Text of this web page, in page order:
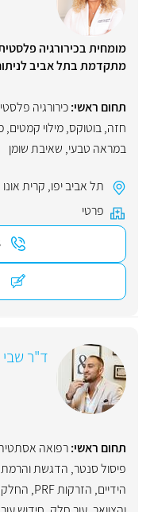
מומחית בכירורגיה
מתקדמת בתל אביב
תחום ראשי:כירורגיה
חזה,בוטוקס,מילוי קמטים,
במראה טבעי, שאיבת שומן
תל אביב יפו, קרית אונו
פרטי
ד"ר שבי
תחום ראשי:רפואה
פיסול סנטר, הדגשת והרמת
הידיים, הזרקות PRF ,